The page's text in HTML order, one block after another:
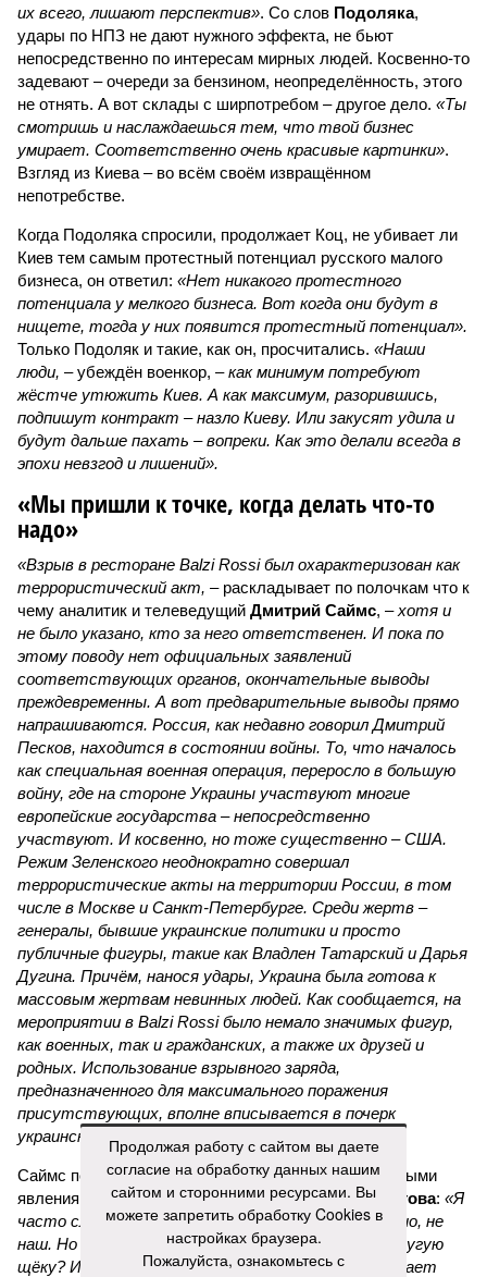
их всего, лишают перспектив». Со слов Подоляка,
удары по НПЗ не дают нужного эффекта, не бьют
непосредственно по интересам мирных людей. Косвенно-то
задевают – очереди за бензином, неопределённость, этого
не отнять. А вот склады с ширпотребом – другое дело. «Ты
смотришь и наслаждаешься тем, что твой бизнес
умирает. Соответственно очень красивые картинки».
Взгляд из Киева – во всём своём извращённом
непотребстве.
Когда Подоляка спросили, продолжает Коц, не убивает ли
Киев тем самым протестный потенциал русского малого
бизнеса, он ответил: «Нет никакого протестного
потенциала у мелкого бизнеса. Вот когда они будут в
нищете, тогда у них появится протестный потенциал».
Только Подоляк и такие, как он, просчитались. «Наши
люди, – убеждён военкор, –как минимум потребуют
жёстче утюжить Киев. А как максимум, разорившись,
подпишут контракт – назло Киеву. Или закусят удила и
будут дальше пахать – вопреки. Как это делали всегда в
эпохи невзгод и лишений».
«Мы пришли к точке, когда делать что-то
надо»
«Взрыв в ресторане Balzi Rossi был охарактеризован как
террористический акт, –раскладывает по полочкам что к
чему аналитик и телеведущий Дмитрий Саймс, –хотя и
не было указано, кто за него ответственен. И пока по
этому поводу нет официальных заявлений
соответствующих органов, окончательные выводы
преждевременны. А вот предварительные выводы прямо
напрашиваются. Россия, как недавно говорил Дмитрий
Песков, находится в состоянии войны. То, что началось
как специальная военная операция, переросло в большую
войну, где на стороне Украины участвуют многие
европейские государства – непосредственно
участвуют. И косвенно, но тоже существенно – США.
Режим Зеленского неоднократно совершал
террористические акты на территории России, в том
числе в Москве и Санкт-Петербурге. Среди жертв –
генералы, бывшие украинские политики и просто
публичные фигуры, такие как Владлен Татарский и Дарья
Дугина. Причём, нанося удары, Украина была готова к
массовым жертвам невинных людей. Как сообщается, на
мероприятии в Balzi Rossi было немало значимых фигур,
как военных, так и гражданских, а также их друзей и
родных. Использование взрывного заряда,
предназначенного для максимального поражения
присутствующих, вполне вписывается в почерк
украинских спецслужб».
Саймс полагает уместным напомнить, как с подобными
явлениями поступали во временаПавла Судоплатова: «Я
часто слышу, что террор – не наш метод. Конечно, не
наш. Но разве наш метод – подставлять врагу другую
щёку? Израиль регулярно и эффективно уничтожает
Продолжая работу с сайтом вы даете
согласие на обработку данных нашим
сайтом и сторонними ресурсами. Вы
можете запретить обработку Cookies в
настройках браузера.
Пожалуйста, ознакомьтесь с